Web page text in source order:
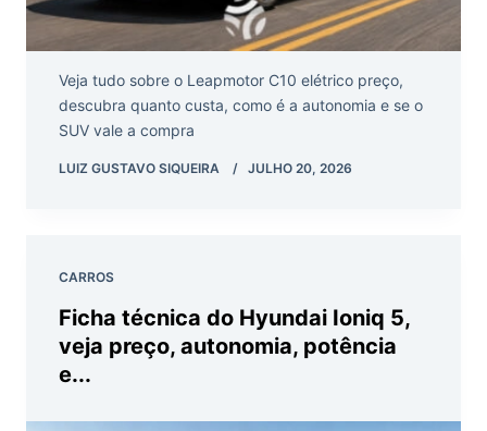
Veja tudo sobre o Leapmotor C10 elétrico preço,
descubra quanto custa, como é a autonomia e se o
SUV vale a compra
LUIZ GUSTAVO SIQUEIRA JULHO 20, 2026
CARROS
Ficha técnica do Hyundai Ioniq 5,
veja preço, autonomia, potência
e...